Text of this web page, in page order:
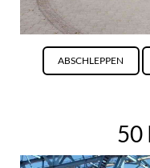
ABSCHLEPPEN
50